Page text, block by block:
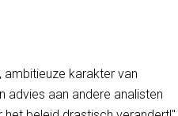
ambitieuze karakter van
advies aan andere analisten